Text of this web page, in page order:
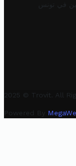
في تونس
2025 © Trovit. All
Powered By